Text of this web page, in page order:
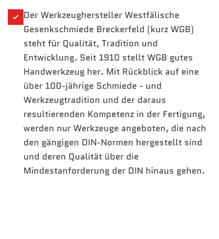
Der Werkzeughersteller Westfälische
Gesenkschmiede Breckerfeld (kurz WGB)
steht für Qualität, Tradition und
Entwicklung. Seit 1910 stellt WGB gutes
Handwerkzeug her. Mit Rückblick auf eine
über 100-jährige Schmiede - und
Werkzeugtradition und der daraus
resultierenden Kompetenz in der Fertigung,
werden nur Werkzeuge angeboten, die nach
den gängigen DIN-Normen hergestellt sind
und deren Qualität über die
Mindestanforderung der DIN hinaus gehen.